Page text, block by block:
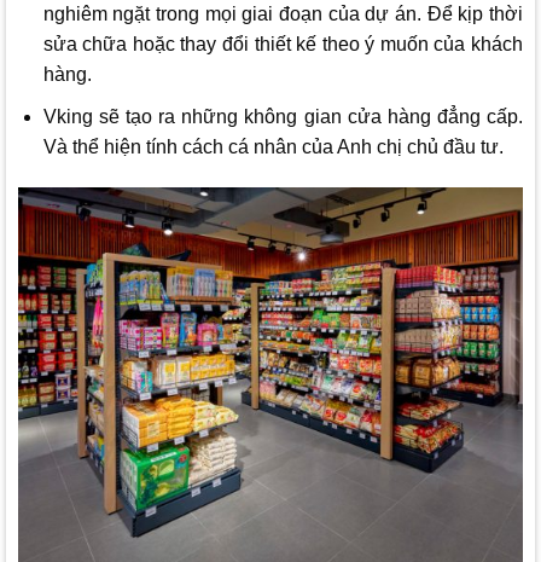
nghiêm ngặt trong mọi giai đoạn của dự án. Để kịp thời
sửa chữa hoặc thay đổi thiết kế theo ý muốn của khách
hàng.
Vking sẽ tạo ra những không gian cửa hàng đẳng cấp.
Và thể hiện tính cách cá nhân của Anh chị chủ đầu tư.